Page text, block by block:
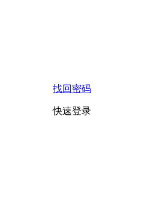
找回密码
快速登录